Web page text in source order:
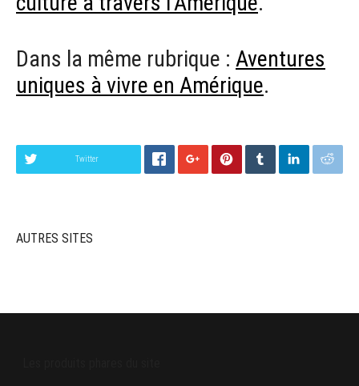
Dans la même rubrique : Aventures
uniques à vivre en Amérique.
Twitter
AUTRES SITES